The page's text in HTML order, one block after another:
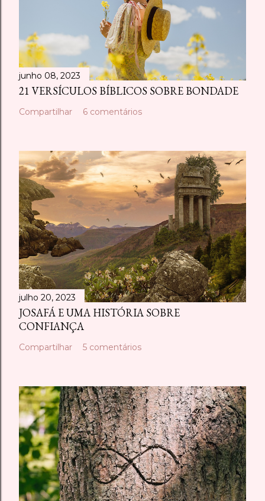
junho 08, 2023
21 VERSÍCULOS BÍBLICOS SOBRE BONDADE
Compartilhar 6 comentários
julho 20, 2023
JOSAFÁ E UMA HISTÓRIA SOBRE
CONFIANÇA
Compartilhar 5 comentários